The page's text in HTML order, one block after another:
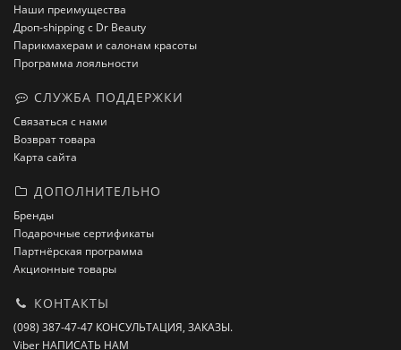
Наши преимущества
Дроп-shipping с Dr Beauty
Парикмахерам и салонам красоты
Программа лояльности
СЛУЖБА ПОДДЕРЖКИ
Связаться с нами
Возврат товара
Карта сайта
ДОПОЛНИТЕЛЬНО
Бренды
Подарочные сертификаты
Партнёрская программа
Акционные товары
КОНТАКТЫ
(098) 387-47-47 КОНСУЛЬТАЦИЯ, ЗАКАЗЫ.
Viber НАПИСАТЬ НАМ